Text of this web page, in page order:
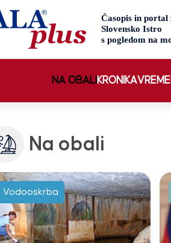
NA OBALI KRONIKAVREME
Na obali
Vodooskrba